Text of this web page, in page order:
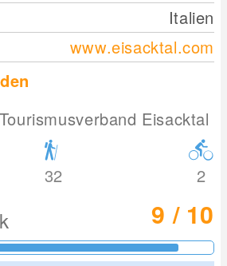
Italien
www.eisacktal.com
Eisacktal
32 2
9 / 10